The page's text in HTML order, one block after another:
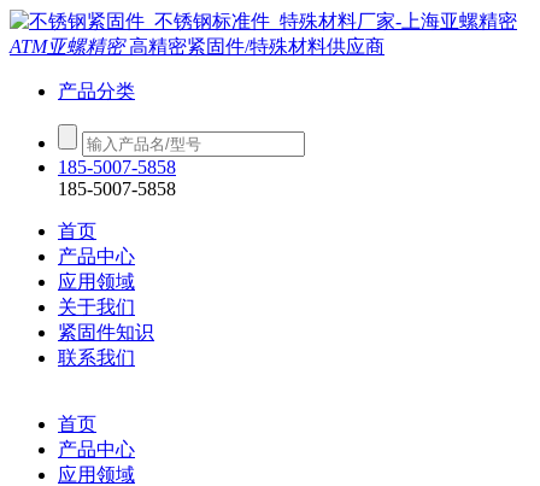
ATM亚螺精密高精密紧固件/特殊材料供应商
产品分类
185-5007-5858
185-5007-5858
首页
产品中心
应用领域
关于我们
紧固件知识
联系我们
首页
产品中心
应用领域